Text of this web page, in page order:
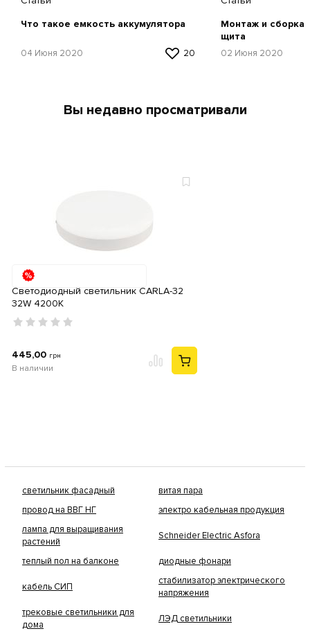
Что такое емкость аккумулятора
04 Июня 2020 20
Монтаж и сборка
щита
02 Июня 2020
Вы недавно просматривали
Светодиодный светильник CARLA-32
32W 4200К
445,00 грн
В наличии
светильник фасадный
витая пара
провод на ВВГ НГ
электро кабельная продукция
лампа для выращивания
растений
Schneider Electric Asfora
теплый пол на балконе диодные фонари
кабель СИП
стабилизатор электрического
напряжения
трековые светильники для
дома
ЛЭД светильники